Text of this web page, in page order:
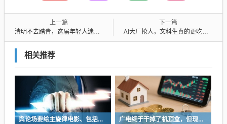
上一篇
清明不去踏青，这届年轻人迷上给古人扫墓
下一篇
AI大厂抢人，文科生真的更吃香了吗？
相关推荐
舆论场要给主旋律电影、包括所有影视和艺术创作多一些发挥空间 广电终于干掉了机顶盒，但现在没多少人看电视了…